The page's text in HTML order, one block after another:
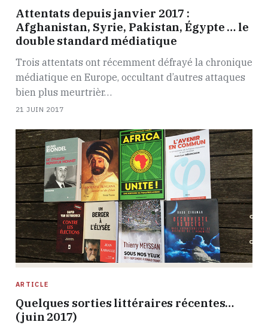
Attentats depuis janvier 2017 :
Afghanistan, Syrie, Pakistan, Égypte … le
double standard médiatique
Trois attentats ont récemment défrayé la chronique
médiatique en Europe, occultant d’autres attaques
bien plus meurtrièr…
21 JUIN 2017
ARTICLE
Quelques sorties littéraires récentes…
(juin 2017)